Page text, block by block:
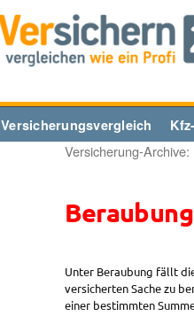
Versicherungsvergleich
Versicherung-Archive:
Beraubung
Unter Beraubung fällt
versicherten Sache zu
einer bestimmten